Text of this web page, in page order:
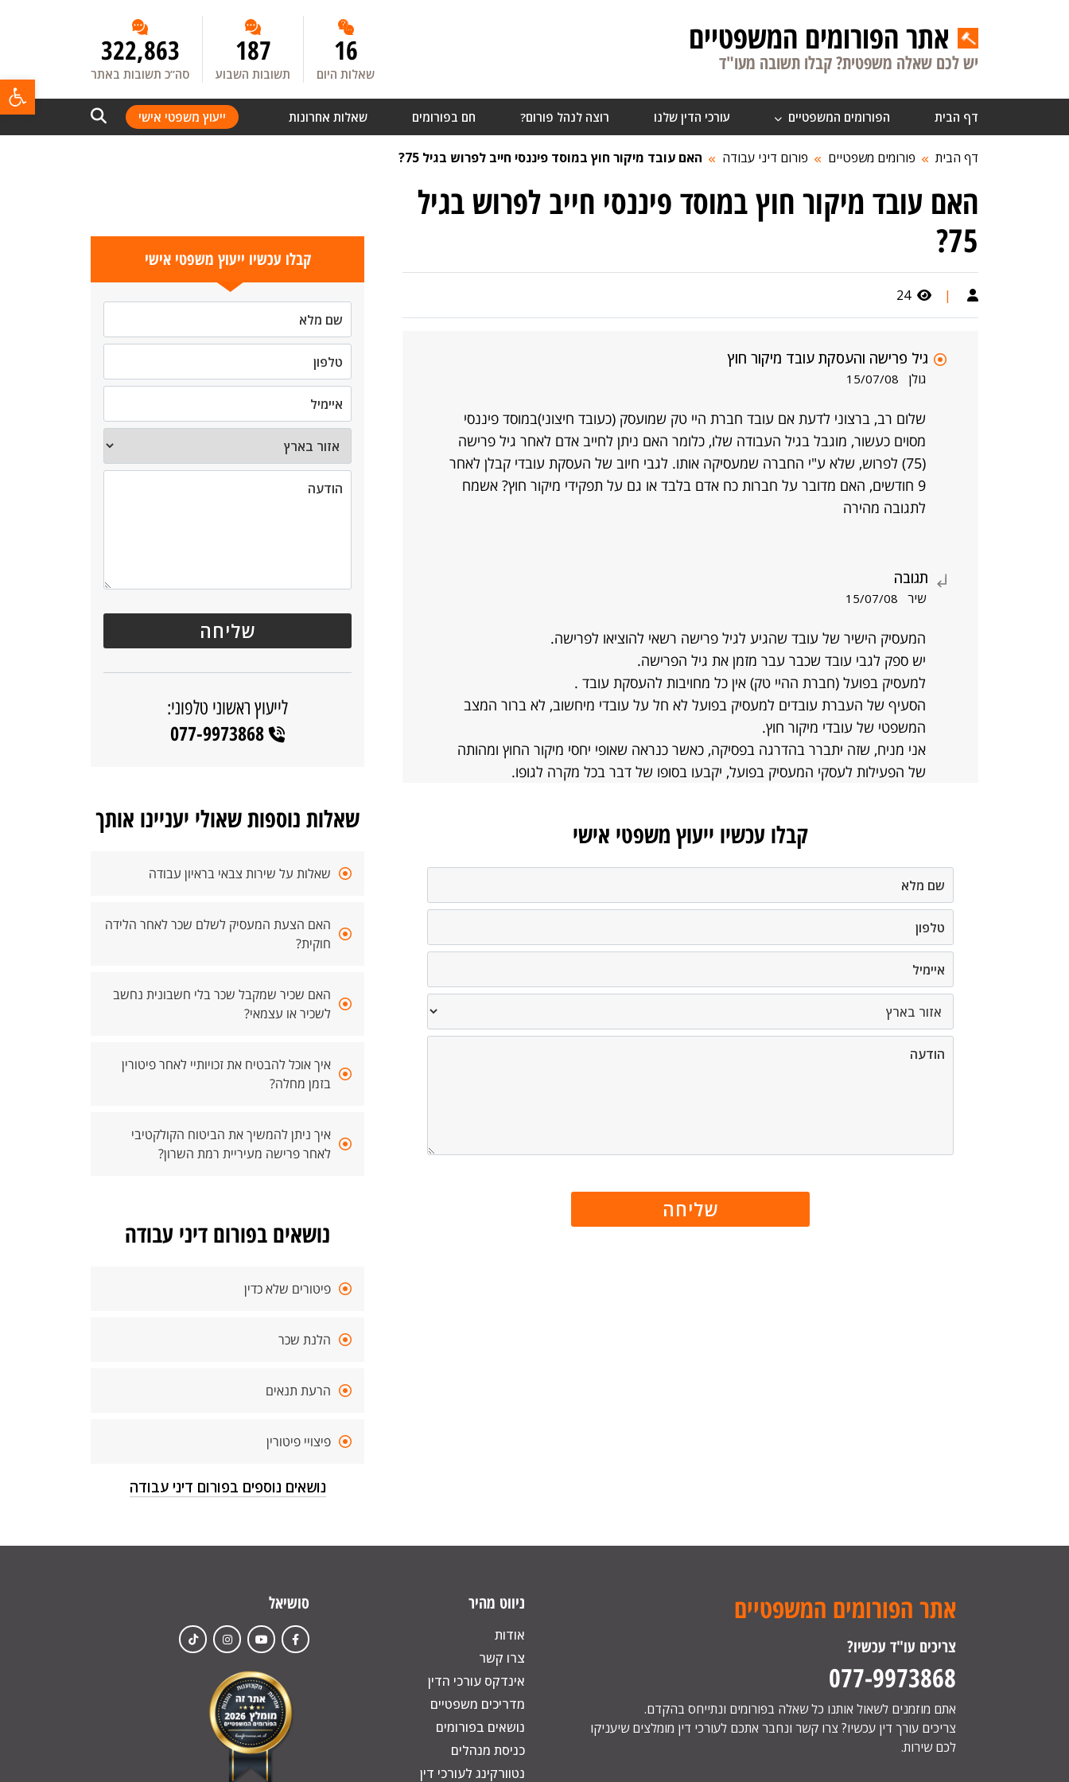
אתר הפורומים המשפטיים
יש לכם שאלה משפטית? קבלו תשובה מעו"ד 16
שאלות היום
187
תשובות השבוע
322,863
סה”כ תשובות באתר
דף הבית הפורומים המשפטיים עורכי הדין שלנו רוצה לנהל פורום? חם בפורומים שאלות אחרונות ייעוץ משפטי אישי
דף הבית פורומים משפטיים פורום דיני עבודה האם עובד מיקור חוץ במוסד פיננסי חייב לפרוש בגיל 75?
האם עובד מיקור חוץ במוסד פיננסי חייב לפרוש בגיל
75?
|
24
גיל פרישה והעסקת עובד מיקור חוץ
גולן 15/07/08
שלום רב, ברצוני לדעת אם עובד חברת היי טק שמועסק (כעובד חיצוני)במוסד פיננסי
מסוים כעשור, מוגבל בגיל העבודה שלו, כלומר האם ניתן לחייב אדם לאחר גיל פרישה
(75) לפרוש, שלא ע"י החברה שמעסיקה אותו. לגבי חיוב של העסקת עובדי קבלן לאחר
9 חודשים, האם מדובר על חברות כח אדם בלבד או גם על תפקידי מיקור חוץ? אשמח
לתגובה מהירה
תגובה
שיר 15/07/08
המעסיק הישיר של עובד שהגיע לגיל פרישה רשאי להוציאו לפרישה.
יש ספק לגבי עובד שכבר עבר מזמן את גיל הפרישה.
למעסיק בפועל (חברת ההיי טק) אין כל מחויבות להעסקת עובד .
הסעיף של העברת עובדים למעסיק בפועל לא חל על עובדי מיחשוב, לא ברור המצב
המשפטי של עובדי מיקור חוץ.
אני מניח, שזה יתברר בהדרגה בפסיקה, כאשר כנראה שאופי יחסי מיקור החוץ ומהותה
של הפעילות לעסקי המעסיק בפועל, יקבעו בסופו של דבר בכל מקרה לגופו.
קבלו עכשיו ייעוץ משפטי אישי
קבלו עכשיו ייעוץ משפטי אישי
לייעוץ ראשוני טלפוני:
077-9973868
שאלות נוספות שאולי יעניינו אותך
שאלות על שירות צבאי בראיון עבודה
האם הצעת המעסיק לשלם שכר לאחר הלידה
חוקית?
האם שכיר שמקבל שכר בלי חשבונית נחשב
לשכיר או עצמאי?
איך אוכל להבטיח את זכויותיי לאחר פיטורין
בזמן מחלה?
איך ניתן להמשיך את הביטוח הקולקטיבי
לאחר פרישה מעיריית רמת השרון?
נושאים בפורום דיני עבודה
פיטורים שלא כדין
הלנת שכר
הרעת תנאים
פיצויי פיטורין
נושאים נוספים בפורום דיני עבודה
אתר הפורומים המשפטיים
צריכים עו"ד עכשיו?
077-9973868
אתם מוזמנים לשאול אותנו כל שאלה בפורומים ונתייחס בהקדם.
צריכים עורך דין עכשיו? צרו קשר ונחבר אתכם לעורכי דין מומלצים שיעניקו
לכם שירות.
ניווט מהיר
אודות
צרו קשר
אינדקס עורכי הדין
מדריכים משפטיים
נושאים בפורומים
כניסת מנהלים
נטוורקינג לעורכי דין
סושיאל